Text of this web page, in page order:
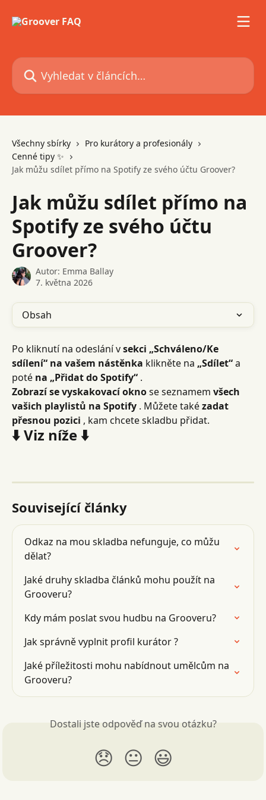
Vyhledat v článcích…
Všechny sbírky
Pro kurátory a profesionály
Cenné tipy ✨
Jak můžu sdílet přímo na Spotify ze svého účtu Groover?
Jak můžu sdílet přímo na
Spotify ze svého účtu
Groover?
Autor: Emma Ballay
7. května 2026
Obsah
Po kliknutí na odeslání v sekci „Schváleno/Ke
sdílení“ na vašem nástěnka klikněte na „Sdílet“ a
poté na „Přidat do Spotify“ .
Zobrazí se vyskakovací okno se seznamem všech
vašich playlistů na Spotify . Můžete také zadat
přesnou pozici , kam chcete skladbu přidat.
⬇️ Viz níže ⬇️
Související články
Odkaz na mou skladba nefunguje, co můžu
dělat?
Jaké druhy skladba článků mohu použít na
Grooveru?
Kdy mám poslat svou hudbu na Grooveru?
Jak správně vyplnit profil kurátor ?
Jaké příležitosti mohu nabídnout umělcům na
Grooveru?
Dostali jste odpověď na svou otázku?
😞 😐 😃